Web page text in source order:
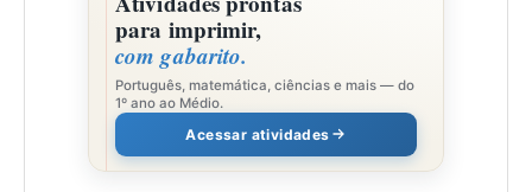
para imprimir,
com gabarito.
Português, matemática, ciências e mais — do
1º ano ao Médio.
Acessar atividades